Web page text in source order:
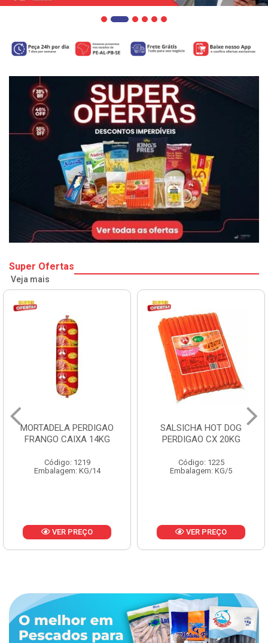
Super Ofertas
Veja mais
MORTADELA PERDIGAO
FRANGO CAIXA 14KG
Código: 1219
Embalagem: KG/14
VER PREÇO
SALSICHA HOT DOG
PERDIGAO CX 20KG
Código: 1225
Embalagem: KG/5
VER PREÇO